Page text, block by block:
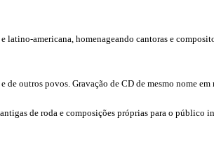
latino-americana, homenageando cantoras e
de outros povos. Gravação de CD de mesmo nome
de roda e composições próprias para o público